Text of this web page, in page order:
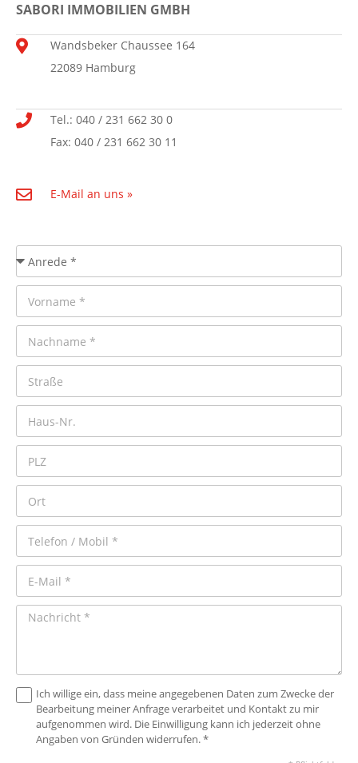
SABORI IMMOBILIEN GMBH
Wandsbeker Chaussee 164
22089 Hamburg
Tel.: 040 / 231 662 30 0
Fax: 040 / 231 662 30 11
E-Mail an uns »
Ich willige ein, dass meine angegebenen Daten zum Zwecke der
Bearbeitung meiner Anfrage verarbeitet und Kontakt zu mir
aufgenommen wird. Die Einwilligung kann ich jederzeit ohne
Angaben von Gründen widerrufen. *